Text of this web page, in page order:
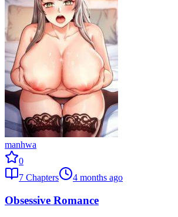
manhwa
0
7 Chapters 4 months ago
Obsessive Romance